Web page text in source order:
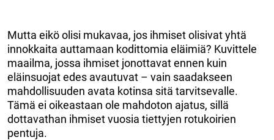
Mutta eikö olisi mukavaa, jos ihmiset olisivat yhtä
innokkaita auttamaan kodittomia eläimiä? Kuvittele
maailma, jossa ihmiset jonottavat ennen kuin
eläinsuojat edes avautuvat – vain saadakseen
mahdollisuuden avata kotinsa sitä tarvitsevalle.
Tämä ei oikeastaan ole mahdoton ajatus, sillä
dottavathan ihmiset vuosia tiettyjen rotukoirien
pentuja.